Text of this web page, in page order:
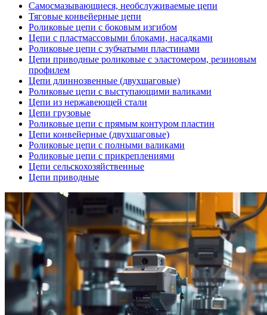
Самосмазывающиеся, необслуживаемые цепи
Тяговые конвейерные цепи
Роликовые цепи с боковым изгибом
Цепи с пластмассовыми блоками, насадками
Роликовые цепи с зубчатыми пластинами
Цепи приводные роликовые с эластомером, резиновым
профилем
Цепи длиннозвенные (двухшаговые)
Роликовые цепи с выступающими валиками
Цепи из нержавеющей стали
Цепи грузовые
Роликовые цепи с прямым контуром пластин
Цепи конвейерные (двухшаговые)
Роликовые цепи с полными валиками
Роликовые цепи с прикреплениями
Цепи сельскохозяйственные
Цепи приводные